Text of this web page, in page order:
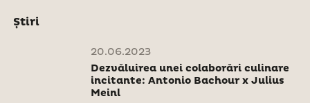
Știri
20.06.2023
Dezvăluirea unei colaborări culinare
incitante: Antonio Bachour x Julius
Meinl